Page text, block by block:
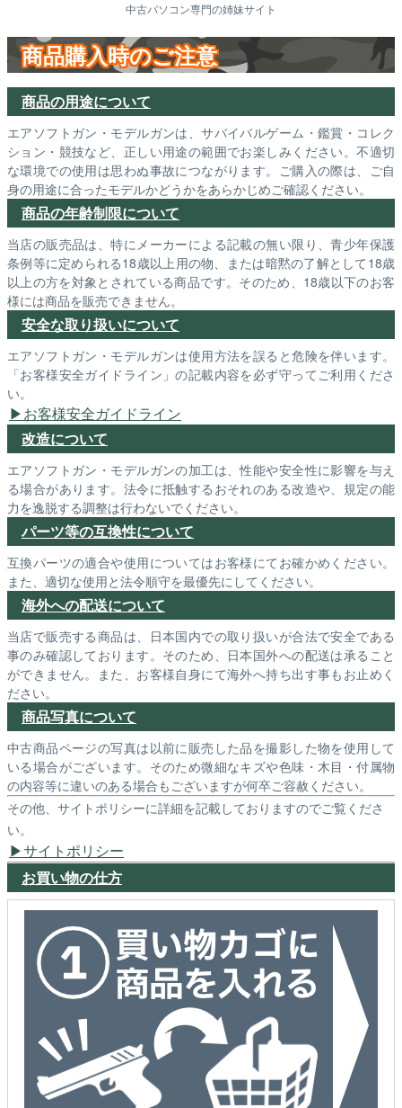
中古パソコン専門の姉妹サイト
商品購入時のご注意
商品の用途について
エアソフトガン・モデルガンは、サバイバルゲーム・鑑賞・コレク
ション・競技など、正しい用途の範囲でお楽しみください。不適切
な環境での使用は思わぬ事故につながります。ご購入の際は、ご自
身の用途に合ったモデルかどうかをあらかじめご確認ください。
商品の年齢制限について
当店の販売品は、特にメーカーによる記載の無い限り、青少年保護
条例等に定められる18歳以上用の物、または暗黙の了解として18歳
以上の方を対象とされている商品です。そのため、18歳以下のお客
様には商品を販売できません。
安全な取り扱いについて
エアソフトガン・モデルガンは使用方法を誤ると危険を伴います。
「お客様安全ガイドライン」の記載内容を必ず守ってご利用くださ
い。
お客様安全ガイドライン
改造について
エアソフトガン・モデルガンの加工は、性能や安全性に影響を与え
る場合があります。法令に抵触するおそれのある改造や、規定の能
力を逸脱する調整は行わないでください。
パーツ等の互換性について
互換パーツの適合や使用についてはお客様にてお確かめください。
また、適切な使用と法令順守を最優先にしてください。
海外への配送について
当店で販売する商品は、日本国内での取り扱いが合法で安全である
事のみ確認しております。そのため、日本国外への配送は承ること
ができません。また、お客様自身にて海外へ持ち出す事もお止めく
ださい。
商品写真について
中古商品ページの写真は以前に販売した品を撮影した物を使用して
いる場合がございます。そのため微細なキズや色味・木目・付属物
の内容等に違いのある場合もございますが何卒ご容赦ください。
その他、サイトポリシーに詳細を記載しておりますのでご覧くださ
い。
サイトポリシー
お買い物の仕方